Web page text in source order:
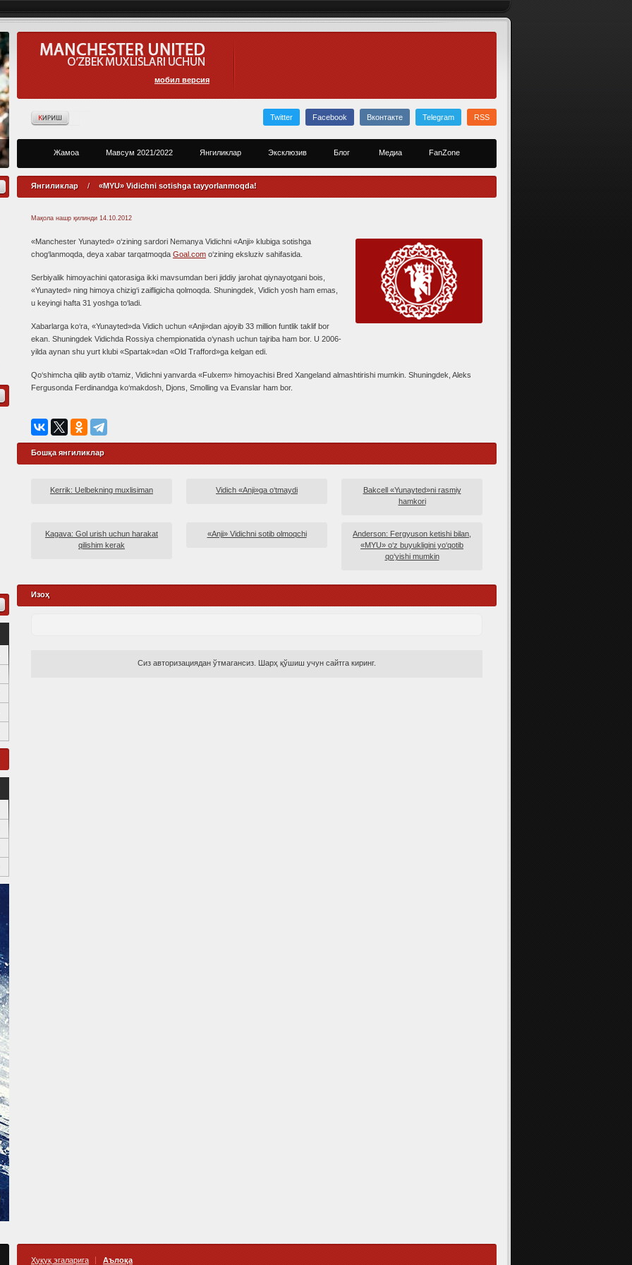
мобил версия
Twitter Facebook Вконтакте Telegram RSS
Жамоа Мавсум 2021/2022 Янгиликлар Эксклюзив Блог Медиа FanZone
Янгиликлар / «MYU» Vidichni sotishga tayyorlanmoqda!
Мақола нашр қилинди 14.10.2012
«Manchester Yunayted» o‘zining sardori Nemanya Vidichni «Anji» klubiga sotishga
chog‘lanmoqda, deya xabar tarqatmoqda Goal.com o‘zining eksluziv sahifasida.
Serbiyalik himoyachini qatorasiga ikki mavsumdan beri jiddiy jarohat qiynayotgani bois,
«Yunayted» ning himoya chizig‘i zaifligicha qolmoqda. Shuningdek, Vidich yosh ham emas,
u keyingi hafta 31 yoshga to‘ladi.
Xabarlarga ko‘ra, «Yunayted»da Vidich uchun «Anji»dan ajoyib 33 million funtlik taklif bor
ekan. Shuningdek Vidichda Rossiya chempionatida o‘ynash uchun tajriba ham bor. U 2006-
yilda aynan shu yurt klubi «Spartak»dan «Old Trafford»ga kelgan edi.
Qo‘shimcha qilib aytib o‘tamiz, Vidichni yanvarda «Fulxem» himoyachisi Bred Xangeland almashtirishi mumkin. Shuningdek, Aleks
Fergusonda Ferdinandga ko‘makdosh, Djons, Smolling va Evanslar ham bor.
Бошқа янгиликлар
Kerrik: Uelbekning muxlisiman Vidich «Anji»ga o‘tmaydi
Bakcell «Yunayted»ni rasmiy
hamkori
Kagava: Gol urish uchun harakat
qilishim kerak
«Anji» Vidichni sotib olmoqchi
Anderson: Fergyuson ketishi bilan,
«MYU» o‘z buyukligini yo‘qotib
qo‘yishi mumkin
Изоҳ
Сиз авторизациядан ўтмагансиз. Шарҳ қўшиш учун сайтга киринг.
Ҳуқуқ эгаларига Аълоқа